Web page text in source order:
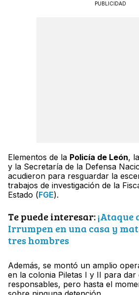
PUBLICIDAD
Elementos de la Policía de León, la
y la Secretaría de la Defensa
acudieron para resguardar la
trabajos de investigación de la
Estado (FGE).
Te puede interesar:¡Ataque
Irrumpen en una casa y
tres hombres
Además, se montó un amplio
en la colonia Piletas I y II para dar
responsables, pero hasta el